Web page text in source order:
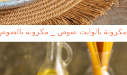
مكرونة بالوايت صوص _ مكرونة بالصوص